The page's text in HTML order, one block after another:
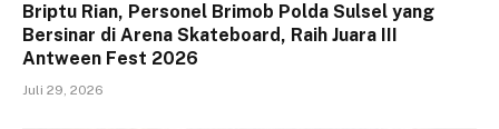
Briptu Rian, Personel Brimob Polda Sulsel yang
Bersinar di Arena Skateboard, Raih Juara III
Antween Fest 2026
Juli 29, 2026